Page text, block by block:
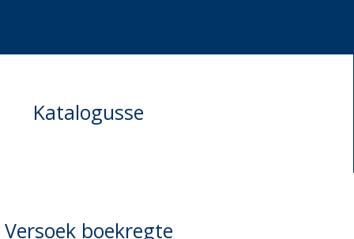
Katalogusse
Versoek boekregte